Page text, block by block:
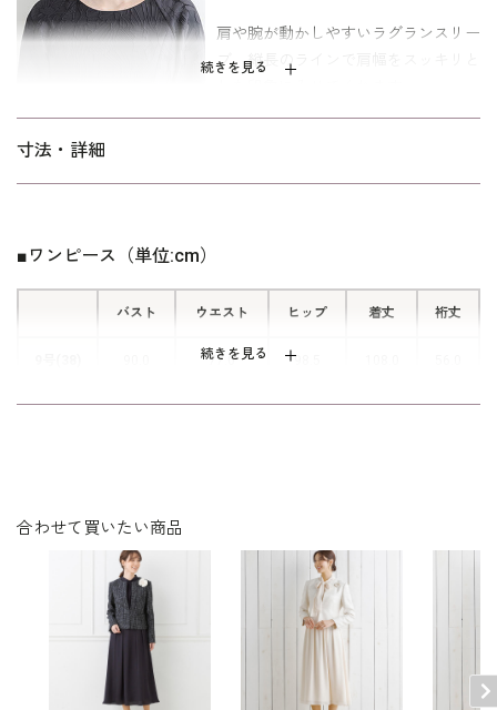
キャリア（30～40代）を中心とした、メリハリのあるボディライ
ンの方向けの「標準」パターンを使用しています。
続きを見る
肩や腕が動かしやすいラグランスリー
ブ。縦長のラインで肩幅をスッキリと
いるので、甘すぎず大人も着やすいデ
ザイン。
寸法・詳細
続きを見る
■ワンピース（単位:cm）
バスト ウエスト ヒップ 着丈 裄丈
77.0 98.5
11号(40) 94.0 81.0 102.5 109.0 56.5
裏地：ポリエステル100％
洗濯方法：クリーニング
後ろファスナー
※裄丈：首の後ろ付け根部分から肩先の中心を通って袖
口までの長さ
※モデル着用：
コート /
※モデル：身長165cm 9号着用
合わせて買いたい商品